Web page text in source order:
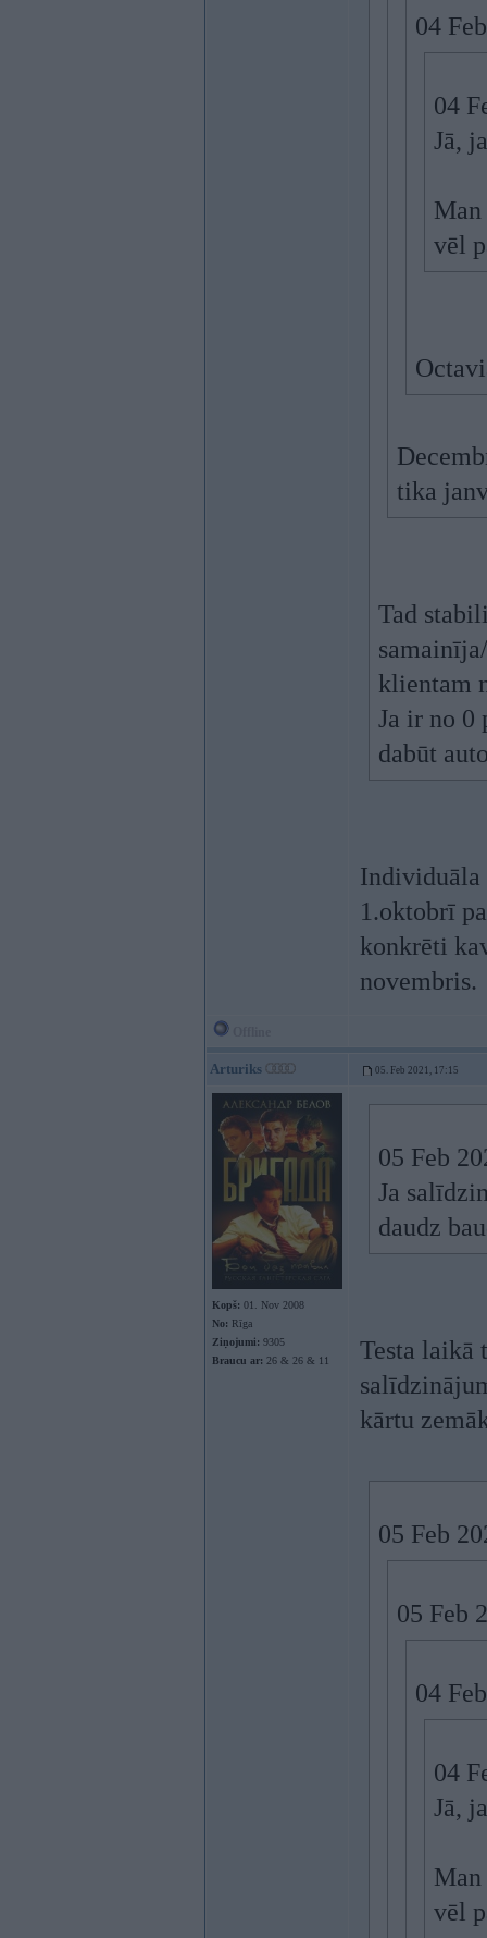
04
04
Jā,
vēl
tika
Tad
klientam
Ja ir no 0
dabūt
Individuāla
1.oktobrī
konkrēti
novembris.
Arturiks 05. Feb 2021, 17:15
Kopš: 01. Nov 2008
No: Rīga
Ziņojumi: 9305
Braucu ar: 26 & 26 & 11
05 Feb
Ja
daudz
Testa laikā
kārtu
05 Feb
05 Feb
04
04
Jā,
vēl